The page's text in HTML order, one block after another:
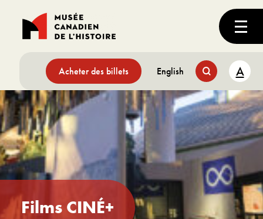
Acheter des billets English A
Films CINÉ+